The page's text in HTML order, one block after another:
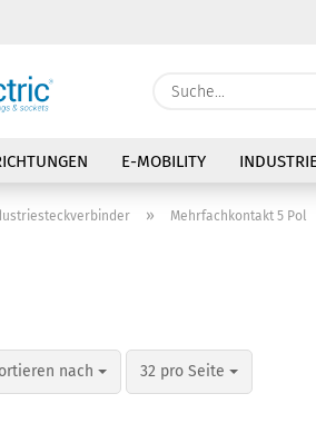
E-MOBILITY
ABSCHALTBARE STECKDOSEN
» Mehrfachkontakt 5 Pol
nach
nach 32 pro Seite
pro Seite